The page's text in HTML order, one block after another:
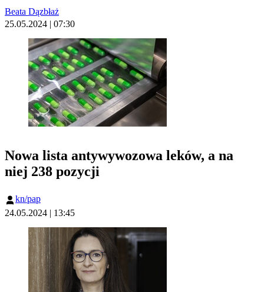
Beata Dązbłaż
25.05.2024 | 07:30
Nowa lista antywywozowa leków, a na
niej 238 pozycji
kn/pap
24.05.2024 | 13:45